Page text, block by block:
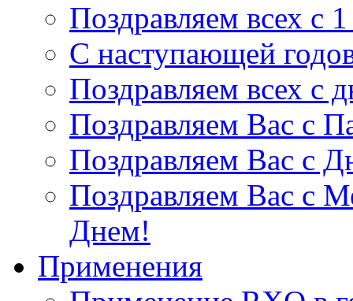
Поздравляем всех с
С наступающей
Поздравляем всех с
Поздравляем Вас c
Поздравляем Вас с
Поздравляем Вас с
Днем!
Применения